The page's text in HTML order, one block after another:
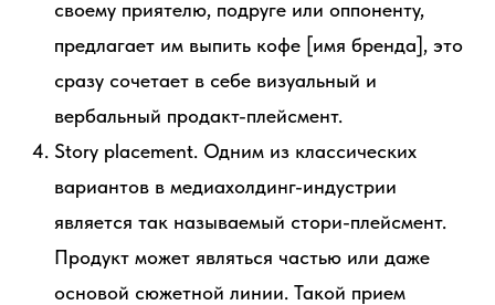
своему приятелю, подруге или оппоненту,
предлагает им выпить кофе [имя бренда], это
сразу сочетает в себе визуальный и
вербальный продакт-плейсмент.
Story placement. Одним из классических
вариантов в медиахолдинг-индустрии
является так называемый стори-плейсмент.
Продукт может являться частью или даже
основой сюжетной линии. Такой прием